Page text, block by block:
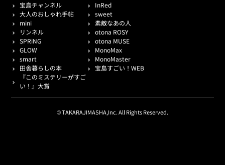
宝島チャンネル
InRed
大人のおしゃれ手帖
sweet
mini
素敵なあの人
リンネル
otona ROSY
SPRiNG
otona MUSE
GLOW
MonoMax
smart
MonoMaster
田舎暮らしの本
宝島すごい！WEB
『このミステリーがすご
い！』大賞
© TAKARAJIMASHA,Inc. All Rights Reserved.